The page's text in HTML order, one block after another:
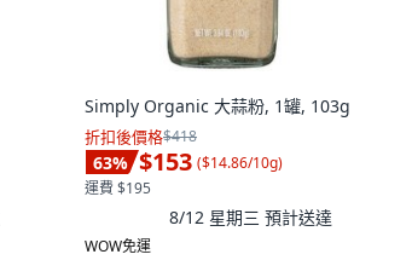
Simply Organic 大蒜粉, 1罐, 103g
折扣後價格$418
63% $153 ($14.86/10g)
運費 $195
8/12 星期三 預計送達
WOW免運